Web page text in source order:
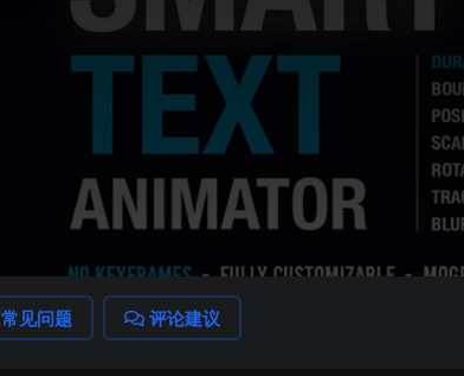
常见问题 评论建议